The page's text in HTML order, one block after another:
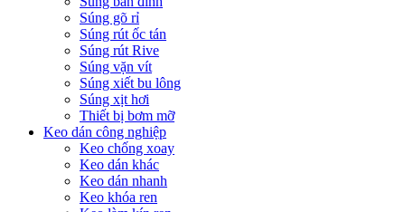
Súng gõ rỉ
Súng rút ốc tán
Súng rút Rive
Súng vặn vít
Súng xiết bu lông
Súng xịt hơi
Thiết bị bơm mỡ
Keo dán công nghiệp
Keo chống xoay
Keo dán khác
Keo dán nhanh
Keo khóa ren